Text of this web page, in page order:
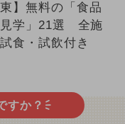
東】無料の「食品
学」21選 全施
食・試飲付き
すか？